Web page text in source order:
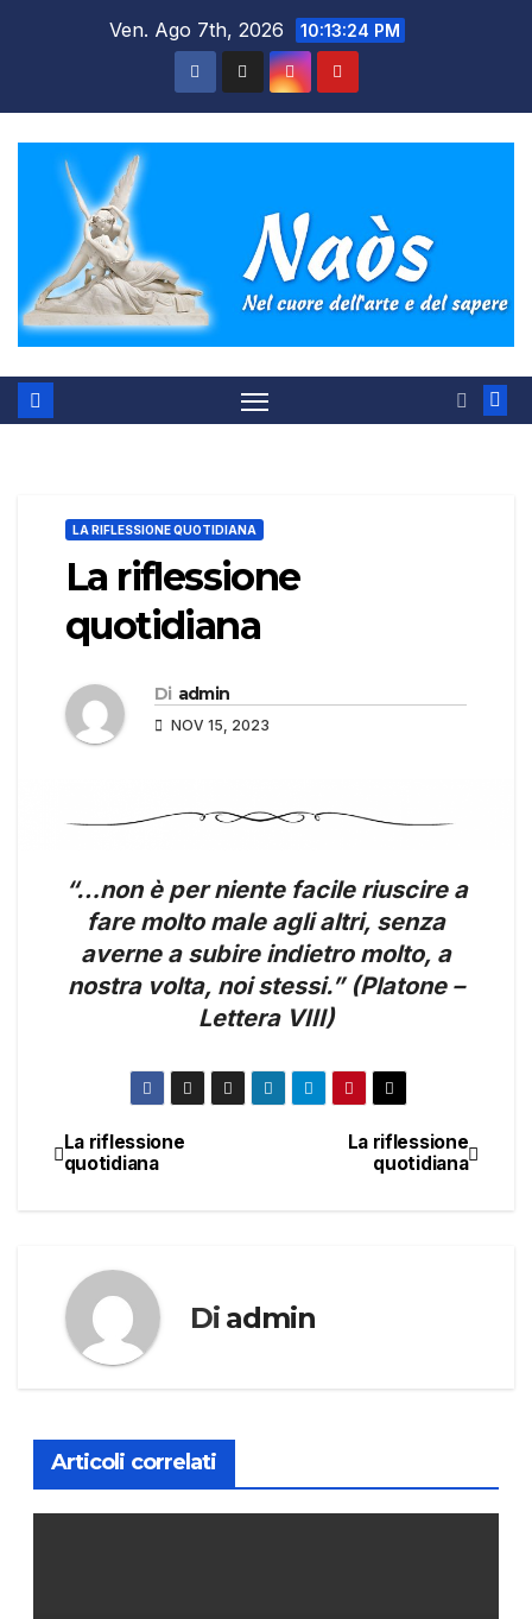
Ven. Ago 7th, 2026 10:13:24 PM
LA RIFLESSIONE QUOTIDIANA
La riflessione
quotidiana
Di admin
NOV 15, 2023
“…non è per niente facile riuscire a
fare molto male agli altri, senza
averne a subire indietro molto, a
nostra volta, noi stessi.” (Platone –
Lettera VIII)
Navigazione
La riflessione
quotidiana
La riflessione
quotidiana
Di admin
Articoli correlati